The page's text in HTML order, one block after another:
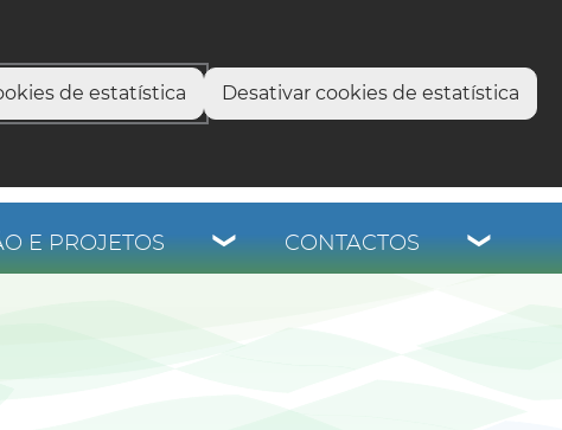
de estatística Desativar cookies de estatística
E PROJETOS CONTACTOS